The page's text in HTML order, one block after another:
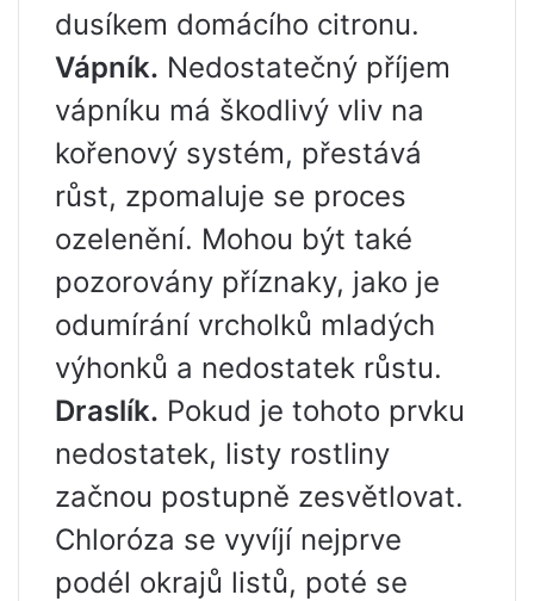
dusíkem domácího citronu.
Vápník. Nedostatečný příjem
vápníku má škodlivý vliv na
kořenový systém, přestává
růst, zpomaluje se proces
ozelenění. Mohou být také
pozorovány příznaky, jako je
odumírání vrcholků mladých
výhonků a nedostatek růstu.
Draslík. Pokud je tohoto prvku
nedostatek, listy rostliny
začnou postupně zesvětlovat.
Chloróza se vyvíjí nejprve
podél okrajů listů, poté se